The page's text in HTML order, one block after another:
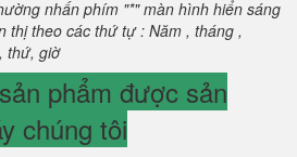
nhấn phím "*" màn hình hiển sáng
thị theo các thứ tự : Năm , tháng ,
thứ, giờ
phẩm được sản
chúng tôi